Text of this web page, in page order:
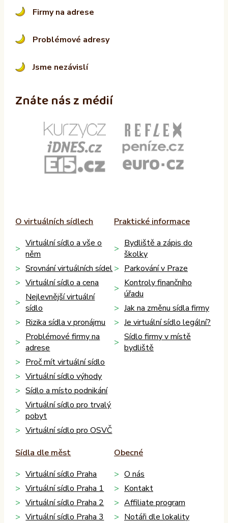
Firmy na adrese
Problémové adresy
Jsme nezávislí
Znáte nás z médií
O virtuálních sídlech
Virtuální sídlo a vše o
něm
Srovnání virtuálních sídel
Virtuální sídlo a cena
Nejlevnější virtuální
sídlo
Rizika sídla v pronájmu
Problémové firmy na
adrese
Proč mít virtuální sídlo
Virtuální sídlo výhody
Sídlo a místo podnikání
Virtuální sídlo pro trvalý
pobyt
Virtuální sídlo pro OSVČ
Praktické informace
Bydliště a zápis do
školky
Parkování v Praze
Kontroly finančního
úřadu
Jak na změnu sídla firmy
Je virtuální sídlo legální?
Sídlo firmy v místě
bydliště
Sídla dle měst
Virtuální sídlo Praha
Virtuální sídlo Praha 1
Virtuální sídlo Praha 2
Virtuální sídlo Praha 3
Obecné
O nás
Kontakt
Affiliate program
Notáři dle lokality